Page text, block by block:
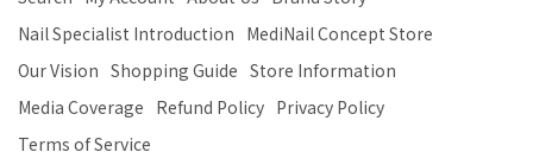
Nail Specialist Introduction MediNail Concept Store
Our Vision Shopping Guide Store Information
Media Coverage Refund Policy Privacy Policy
Terms of Service